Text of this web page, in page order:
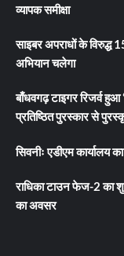
व्यापक समीक्षा
साइबर अपराधों के
अभियान चलेगा
बाँधवगढ़ टाइगर रिजर्व
प्रतिष्ठित पुरस्कार से
सिवनीः एडीएम कार्यालय
राधिका टाउन फेज-2 का
का अवसर